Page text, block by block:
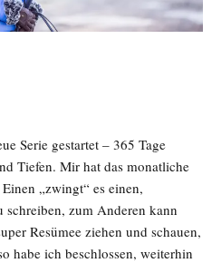
Serie gestartet – 365 Tage
Tiefen. Mir hat das monatliche
„zwingt“ es einen,
schreiben, zum Anderen kann
Resümee ziehen und schauen,
habe ich beschlossen, weiterhin